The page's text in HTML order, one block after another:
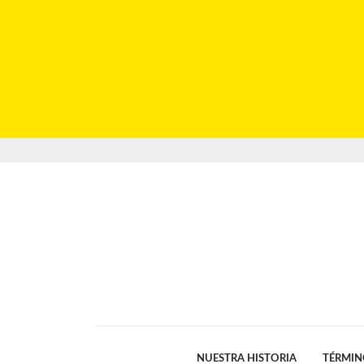
NUESTRA HISTORIA